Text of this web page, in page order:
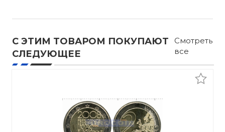
С ЭТИМ ТОВАРОМ ПОКУПАЮТ
СЛЕДУЮЩЕЕ
Смотреть
все